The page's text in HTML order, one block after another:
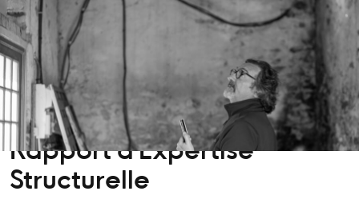
Rapport d'Expertise
Structurelle